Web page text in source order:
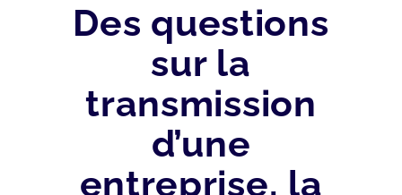
Des questions
sur la
transmission
d’une
entreprise, la